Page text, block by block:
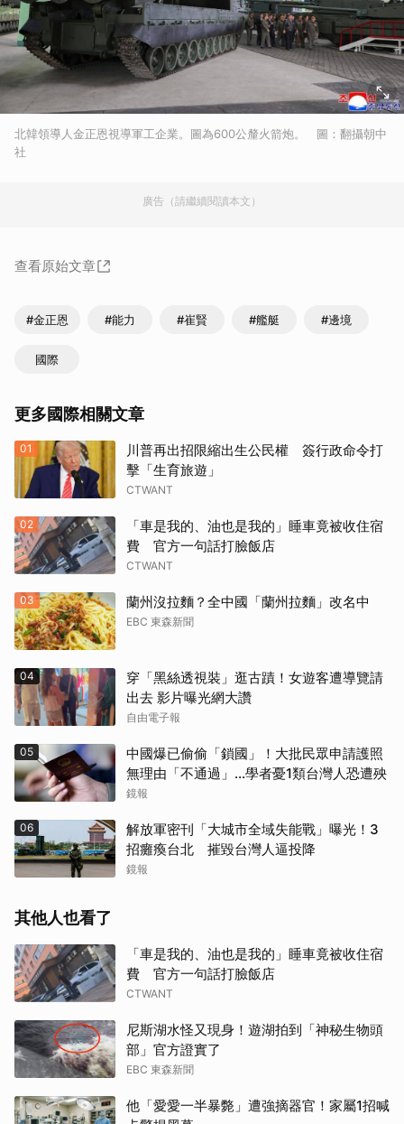
北韓領導人金正恩視導軍工企業。圖為600公釐火箭炮。 圖：翻攝朝中
社
廣告（請繼續閱讀本文）
查看原始文章
#金正恩 #能力 #崔賢 #艦艇 #邊境
國際
更多國際相關文章
01
川普再出招限縮出生公民權 簽行政命令打
擊「生育旅遊」
CTWANT
02
「車是我的、油也是我的」睡車竟被收住宿
費 官方一句話打臉飯店
CTWANT
03 蘭州沒拉麵？全中國「蘭州拉麵」改名中
EBC 東森新聞
04
穿「黑絲透視裝」逛古蹟！女遊客遭導覽請
出去 影片曝光網大讚
自由電子報
05
中國爆已偷偷「鎖國」！大批民眾申請護照
無理由「不通過」...學者憂1類台灣人恐遭殃
鏡報
06
解放軍密刊「大城市全域失能戰」曝光！3
招癱瘓台北 摧毀台灣人逼投降
鏡報
其他人也看了
「車是我的、油也是我的」睡車竟被收住宿
費 官方一句話打臉飯店
CTWANT
尼斯湖水怪又現身！遊湖拍到「神秘生物頭
部」官方證實了
EBC 東森新聞
他「愛愛一半暴斃」遭強摘器官！家屬1招喊